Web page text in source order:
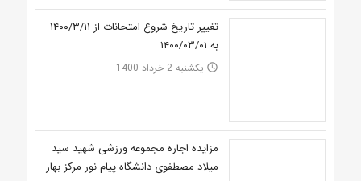
تغییر تاریخ شروع امتحانات از ۱۴۰۰/۳/۱۱
به ۱۴۰۰/۰۳/۰۱
access_time یکشنبه 2 خرداد 1400
مزایده اجاره مجموعه ورزشی شهید سید
میلاد مصطفوی دانشگاه پیام نور مرکز بهار